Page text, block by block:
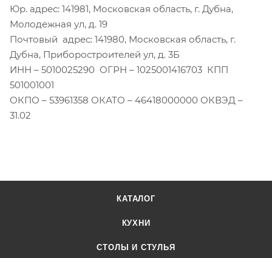
Юр. адрес: 141981, Московская область, г. Дубна,
Молодежная ул, д. 19
Почтовый адрес: 141980, Московская область, г.
Дубна, Приборостроителей ул, д. 3Б
ИНН – 5010025290 ОГРН – 1025001416703 КПП
501001001
ОКПО – 53961358 ОКАТО – 46418000000 ОКВЭД –
31.02
КАТАЛОГ
КУХНИ
СТОЛЫ И СТУЛЬЯ